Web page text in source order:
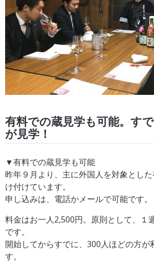
有料での蔵見学も可能。す
が見学！
▼有料での蔵見学も可能
昨年９月より、主に外国人を対象とし
け付けています。
申し込みは、電話かメールで可能です。
料金はお一人2,500円。原則として、１
です。
開始してからすでに、300人ほどの方が
す。